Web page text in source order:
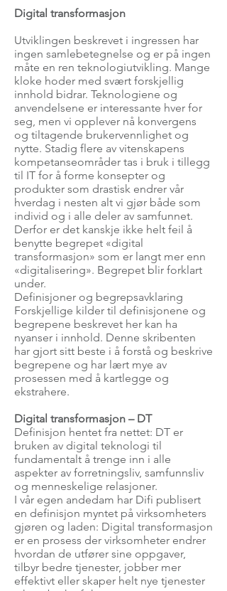
Digital transformasjon
Utviklingen beskrevet i ingressen har
ingen samlebetegnelse og er på ingen
måte en ren teknologiutvikling. Mange
kloke hoder med svært forskjellig
innhold bidrar. Teknologiene og
anvendelsene er interessante hver for
seg, men vi opplever nå konvergens
og tiltagende brukervennlighet og
nytte. Stadig flere av vitenskapens
kompetanseområder tas i bruk i tillegg
til IT for å forme konsepter og
produkter som drastisk endrer vår
hverdag i nesten alt vi gjør både som
individ og i alle deler av samfunnet.
Derfor er det kanskje ikke helt feil å
benytte begrepet «digital
transformasjon» som er langt mer enn
«digitalisering». Begrepet blir forklart
under.
Definisjoner og begrepsavklaring
Forskjellige kilder til definisjonene og
begrepene beskrevet her kan ha
nyanser i innhold. Denne skribenten
har gjort sitt beste i å forstå og beskrive
begrepene og har lært mye av
prosessen med å kartlegge og
ekstrahere.
Digital transformasjon – DT
Definisjon hentet fra nettet: DT er
bruken av digital teknologi til
fundamentalt å trenge inn i alle
aspekter av forretningsliv, samfunnsliv
og menneskelige relasjoner.
I vår egen andedam har Difi publisert
en definisjon myntet på virksomheters
gjøren og laden: Digital transformasjon
er en prosess der virksomheter endrer
hvordan de utfører sine oppgaver,
tilbyr bedre tjenester, jobber mer
effektivt eller skaper helt nye tjenester